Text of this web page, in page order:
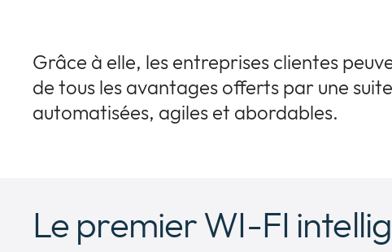
Grâce à elle, les entreprises clientes
de tous les avantages offerts par une
automatisées, agiles et abordables.
Le premier WI-FI